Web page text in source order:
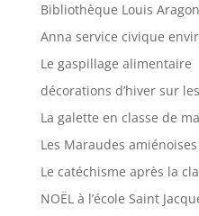
Bibliothèque Louis
Anna service civique
Le gaspillage alimentaire
décorations d’hiver sur
La galette en classe de
Les Maraudes amiénoises
Le catéchisme après la
NOËL à l’école Saint